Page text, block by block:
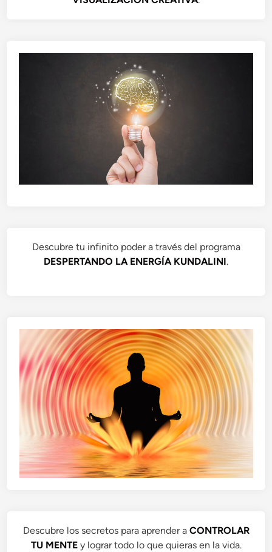
Descubre tu infinito poder a través del programa
DESPERTANDO LA ENERGÍA KUNDALINI.
Descubre los secretos para aprender a CONTROLAR
TU MENTEy lograr todo lo que quieras en la vida.